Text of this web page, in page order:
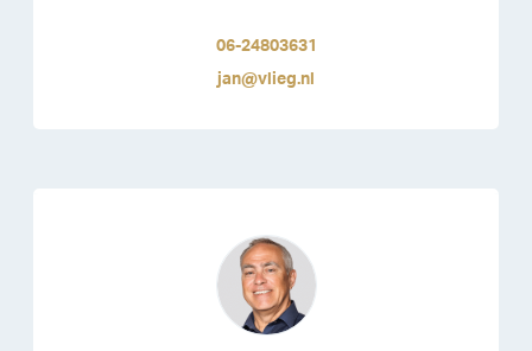
06-24803631
jan@vlieg.nl